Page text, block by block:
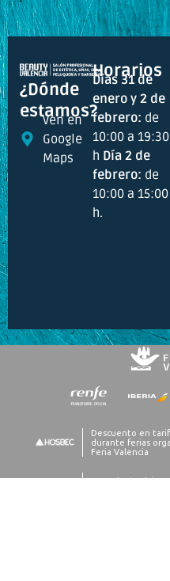
¿Dónde
estamos?
Ven en
Google
Maps
Horarios
Días 31 de
enero y 2 de
febrero: de
10:00 a 19:30
h Día 2 de
febrero: de
10:00 a 15:00
h.